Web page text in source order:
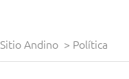
Sitio Andino > Política